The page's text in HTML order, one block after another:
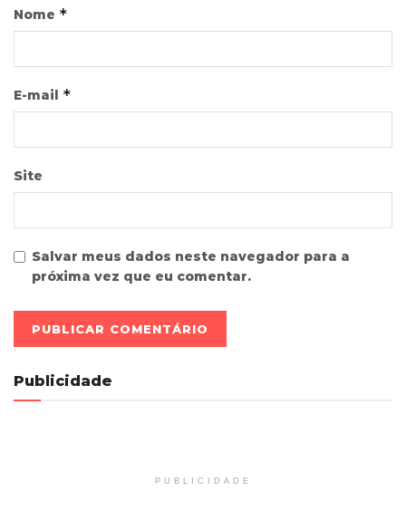
Nome *
E-mail *
Site
Salvar meus dados neste navegador para a
próxima vez que eu comentar.
Publicidade
PUBLICIDADE